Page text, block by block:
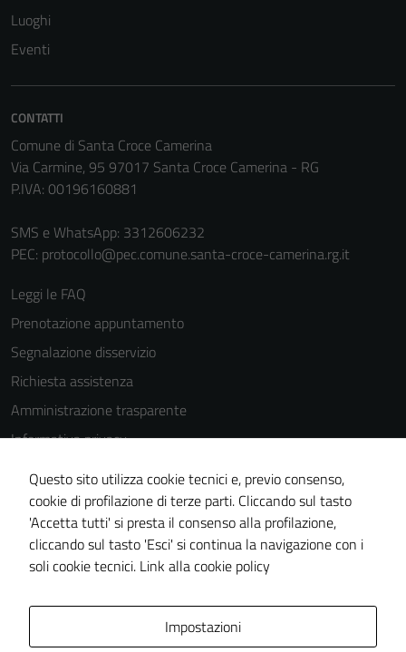
Luoghi
Eventi
CONTATTI
Comune di Santa Croce Camerina
Via Carmine, 95 97017 Santa Croce Camerina - RG
P.IVA: 00196160881
SMS e WhatsApp: 3312606232
PEC: protocollo@pec.comune.santa-croce-camerina.rg.it
Leggi le FAQ
Prenotazione appuntamento
Segnalazione disservizio
Richiesta assistenza
Amministrazione trasparente
Informativa privacy
Cookie Policy
Note legali
Dichiarazione di accessibilità
Piano di miglioramento del sito
Questo sito utilizza cookie tecnici e, previo consenso,
cookie di profilazione di terze parti. Cliccando sul tasto
'Accetta tutti' si presta il consenso alla profilazione,
cliccando sul tasto 'Esci' si continua la navigazione con i
soli cookie tecnici. Link alla cookie policy
Impostazioni
disabilitati.
personali.
Questi cookie
dettagli) e
essere
utilizzati
anche per la
profilazione.
La
cookies può